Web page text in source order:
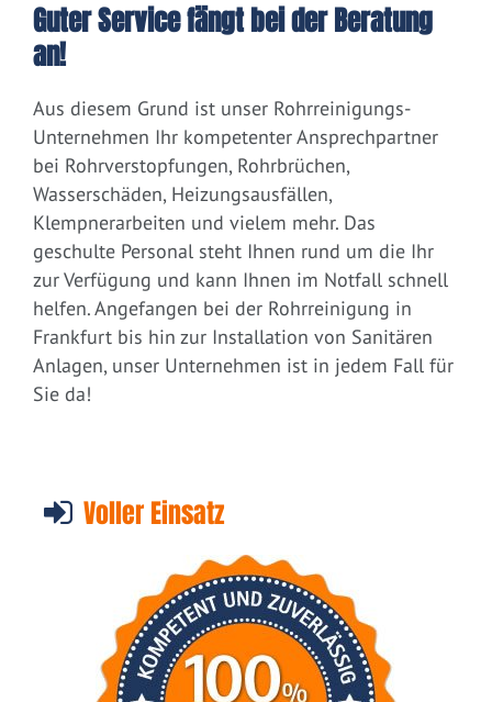
Guter Service fängt bei der Beratung
an!
Aus diesem Grund ist unser Rohrreinigungs-
Unternehmen Ihr kompetenter Ansprechpartner
bei Rohrverstopfungen, Rohrbrüchen,
Wasserschäden, Heizungsausfällen,
Klempnerarbeiten und vielem mehr. Das
geschulte Personal steht Ihnen rund um die Ihr
zur Verfügung und kann Ihnen im Notfall schnell
helfen. Angefangen bei der Rohrreinigung in
Frankfurt bis hin zur Installation von Sanitären
Anlagen, unser Unternehmen ist in jedem Fall für
Sie da!
Voller Einsatz